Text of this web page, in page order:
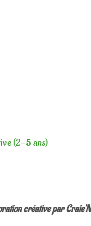
(2-5 ans)
créative par